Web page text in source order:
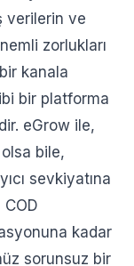
verilerin ve
zorlukları
kanala
bir platforma
eGrow ile,
bile,
sevkiyatına
COD
kadar
sorunsuz bir